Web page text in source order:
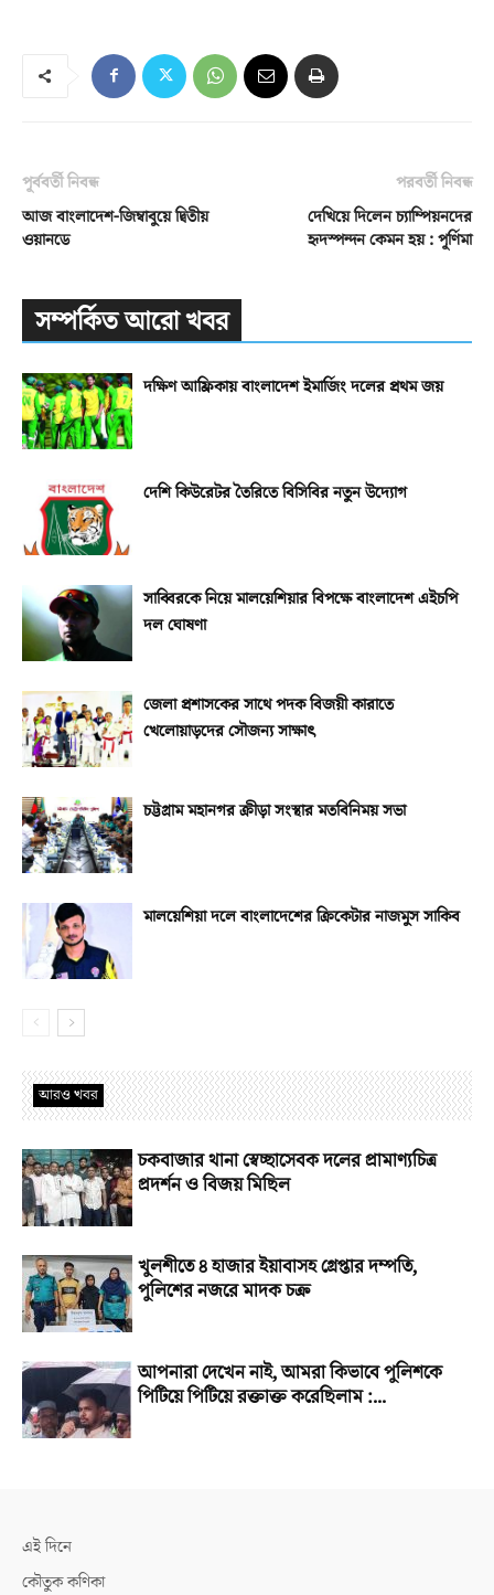
পূর্ববর্তী নিবন্ধ
আজ বাংলাদেশ-জিম্বাবুয়ে দ্বিতীয়
ওয়ানডে
পরবর্তী নিবন্ধ
দেখিয়ে দিলেন চ্যাম্পিয়নদের
হৃদস্পন্দন কেমন হয় : পূর্ণিমা
সম্পর্কিত আরো খবর
দক্ষিণ আফ্রিকায় বাংলাদেশ ইমার্জিং দলের প্রথম জয়
দেশি কিউরেটর তৈরিতে বিসিবির নতুন উদ্যোগ
সাব্বিরকে নিয়ে মালয়েশিয়ার বিপক্ষে বাংলাদেশ এইচপি
দল ঘোষণা
জেলা প্রশাসকের সাথে পদক বিজয়ী কারাতে
খেলোয়াড়দের সৌজন্য সাক্ষাৎ
চট্টগ্রাম মহানগর ক্রীড়া সংস্থার মতবিনিময় সভা
মালয়েশিয়া দলে বাংলাদেশের ক্রিকেটার নাজমুস সাকিব
আরও খবর
চকবাজার থানা স্বেচ্ছাসেবক দলের প্রামাণ্যচিত্র
প্রদর্শন ও বিজয় মিছিল
খুলশীতে ৪ হাজার ইয়াবাসহ গ্রেপ্তার দম্পতি,
পুলিশের নজরে মাদক চক্র
আপনারা দেখেন নাই, আমরা কিভাবে পুলিশকে
পিটিয়ে পিটিয়ে রক্তাক্ত করেছিলাম :...
এই দিনে
কৌতুক কণিকা